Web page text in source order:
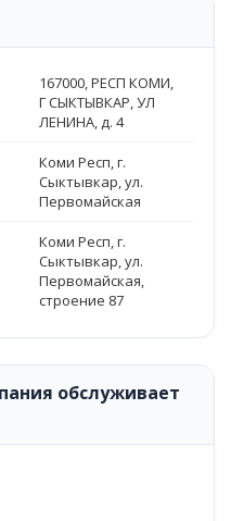
167000, РЕСП КОМИ,
Г СЫКТЫВКАР, УЛ
ЛЕНИНА, д. 4
Коми Респ, г.
Сыктывкар, ул.
Первомайская
Коми Респ, г.
Сыктывкар, ул.
Первомайская,
строение 87
обслуживает